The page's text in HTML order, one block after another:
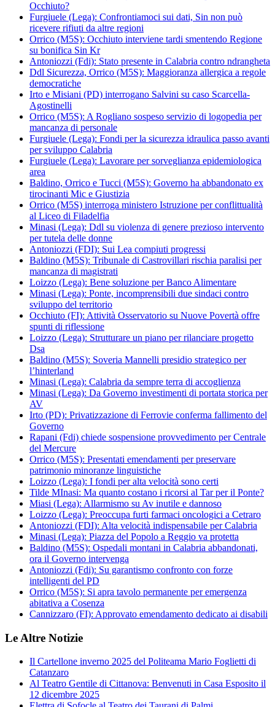
Occhiuto?
Furgiuele (Lega): Confrontiamoci sui dati, Sin non può
ricevere rifiuti da altre regioni
Orrico (M5S): Occhiuto interviene tardi smentendo Regione
su bonifica Sin Kr
Antoniozzi (Fdi): Stato presente in Calabria contro ndrangheta
Ddl Sicurezza, Orrico (M5S): Maggioranza allergica a regole
democratiche
Irto e Misiani (PD) interrogano Salvini su caso Scarcella-
Agostinelli
Orrico (M5S): A Rogliano sospeso servizio di logopedia per
mancanza di personale
Furgiuele (Lega): Fondi per la sicurezza idraulica passo avanti
per sviluppo Calabria
Furgiuele (Lega): Lavorare per sorveglianza epidemiologica
area
Baldino, Orrico e Tucci (M5S): Governo ha abbandonato ex
tirocinanti Mic e Giustizia
Orrico (M5S) interroga ministero Istruzione per conflittualità
al Liceo di Filadelfia
Minasi (Lega): Ddl su violenza di genere prezioso intervento
per tutela delle donne
Antoniozzi (FDI): Sui Lea compiuti progressi
Baldino (M5S): Tribunale di Castrovillari rischia paralisi per
mancanza di magistrati
Loizzo (Lega): Bene soluzione per Banco Alimentare
Minasi (Lega): Ponte, incomprensibili due sindaci contro
sviluppo del territorio
Occhiuto (FI): Attività Osservatorio su Nuove Povertà offre
spunti di riflessione
Loizzo (Lega): Strutturare un piano per rilanciare progetto
Dsa
Baldino (M5S): Soveria Mannelli presidio strategico per
l’hinterland
Minasi (Lega): Calabria da sempre terra di accoglienza
Minasi (Lega): Da Governo investimenti di portata storica per
AV
Irto (PD): Privatizzazione di Ferrovie conferma fallimento del
Governo
Rapani (Fdi) chiede sospensione provvedimento per Centrale
del Mercure
Orrico (M5S): Presentati emendamenti per preservare
patrimonio minoranze linguistiche
Loizzo (Lega): I fondi per alta velocità sono certi
Tilde MInasi: Ma quanto costano i ricorsi al Tar per il Ponte?
Miasi (Lega): Allarmismo su Av inutile e dannoso
Loizzo (Lega): Preoccupa furti farmaci oncologici a Cetraro
Antoniozzi (FDI): Alta velocità indispensabile per Calabria
Minasi (Lega): Piazza del Popolo a Reggio va protetta
Baldino (M5S): Ospedali montani in Calabria abbandonati,
ora il Governo intervenga
Antoniozzi (Fdi): Su garantismo confronto con forze
intelligenti del PD
Orrico (M5S): Si apra tavolo permanente per emergenza
abitativa a Cosenza
Cannizzaro (FI): Approvato emendamento dedicato ai disabili
Le Altre Notizie
Il Cartellone inverno 2025 del Politeama Mario Foglietti di
Catanzaro
Al Teatro Gentile di Cittanova: Benvenuti in Casa Esposito il
12 dicembre 2025